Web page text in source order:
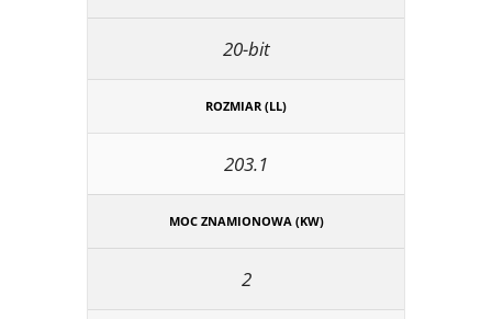
20-bit
ROZMIAR (LL)
203.1
MOC ZNAMIONOWA (KW)
2